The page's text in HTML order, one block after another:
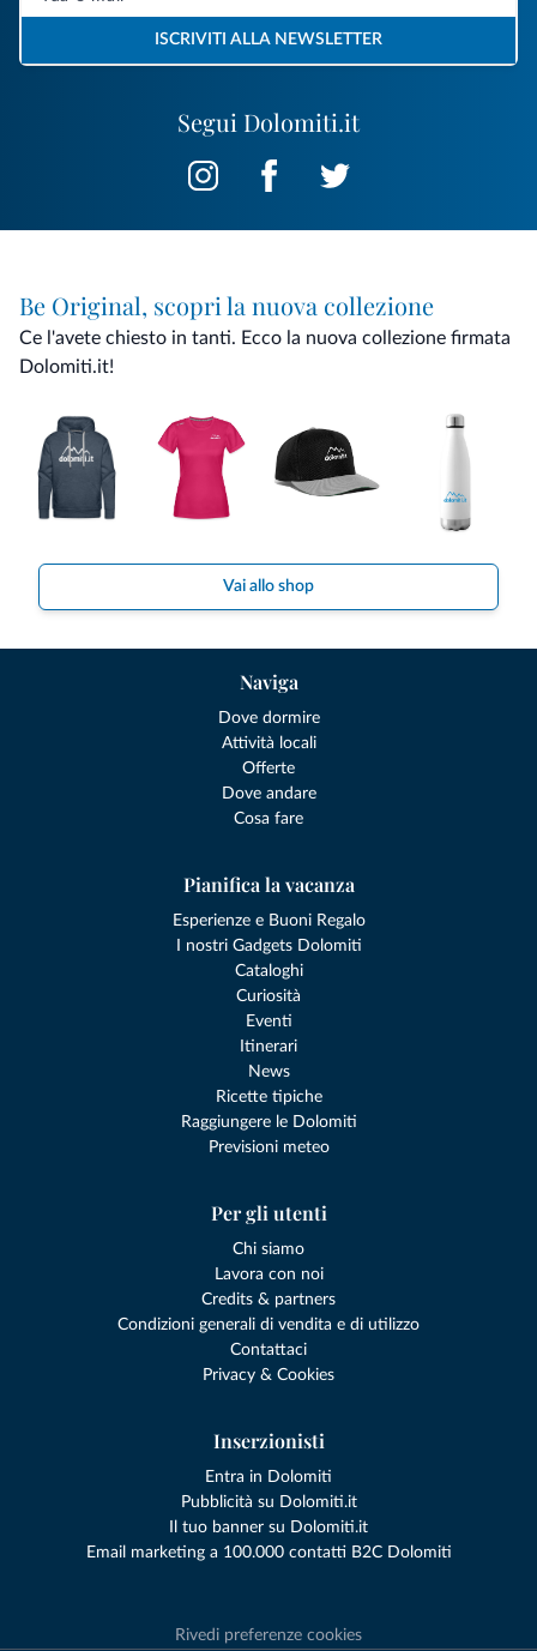
Segui Dolomiti.it
ISCRIVITI ALLA NEWSLETTER
Be Original, scopri la nuova collezione
Ce l'avete chiesto in tanti. Ecco la nuova collezione firmata
Dolomiti.it!
Vai allo shop
Naviga
Dove dormire
Attività locali
Offerte
Dove andare
Cosa fare
Pianifica la vacanza
Esperienze e Buoni Regalo
I nostri Gadgets Dolomiti
Cataloghi
Curiosità
Eventi
Itinerari
News
Ricette tipiche
Raggiungere le Dolomiti
Previsioni meteo
Per gli utenti
Chi siamo
Lavora con noi
Credits & partners
Condizioni generali di vendita e di utilizzo
Contattaci
Privacy & Cookies
Inserzionisti
Entra in Dolomiti
Pubblicità su Dolomiti.it
Il tuo banner su Dolomiti.it
Email marketing a 100.000 contatti B2C Dolomiti
Rivedi preferenze cookies